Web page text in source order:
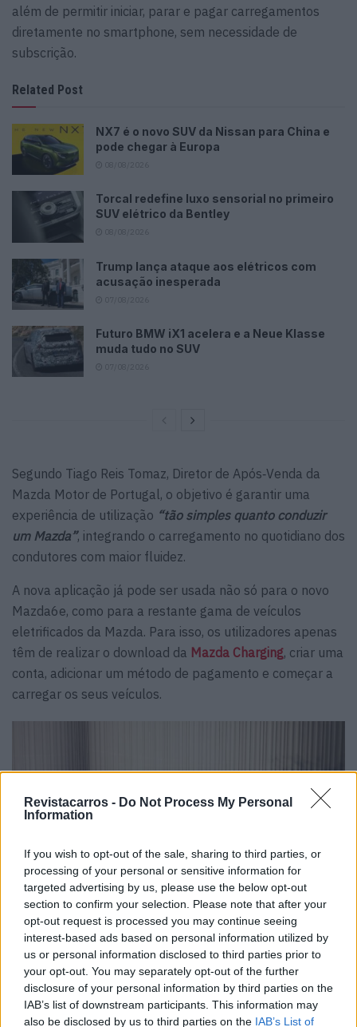
Revistacarros - Do Not Process My Personal
Information
If you wish to opt-out of the sale, sharing to third parties, or
processing of your personal or sensitive information for
targeted advertising by us, please use the below opt-out
section to confirm your selection. Please note that after your
opt-out request is processed you may continue seeing
interest-based ads based on personal information utilized by
us or personal information disclosed to third parties prior to
your opt-out. You may separately opt-out of the further
disclosure of your personal information by third parties on the
IAB’s list of downstream participants. This information may
also be disclosed by us to third parties on the IAB’s List of
além de permitir iniciar, parar e pagar carregamentos
diretamente no smartphone, sem necessidade de
subscrição.
Related Post
NX7 é o novo SUV da Nissan para China e
pode chegar à Europa
Torcal redefine luxo sensorial no primeiro
SUV elétrico da Bentley
Trump lança ataque aos elétricos com
acusação inesperada
Futuro BMW iX1 acelera e a Neue Klasse
muda tudo no SUV
Segundo Tiago Reis Tomaz, Diretor de Após‑Venda da
Mazda Motor de Portugal, o objetivo é garantir uma
experiência de utilização “tão simples quanto conduzir
um Mazda”, integrando o carregamento no quotidiano dos
condutores com maior fluidez.
A nova aplicação já pode ser usada não só para o novo
Mazda6e, como para a restante gama de veículos
eletrificados da Mazda. Para isso, os utilizadores apenas
têm de realizar o download da Mazda Charging, criar uma
conta, adicionar um método de pagamento e começar a
carregar os seus veículos.
Para complementar a aplicação, a marca disponibiliza
um cartão RFID, que permite iniciar sessões de